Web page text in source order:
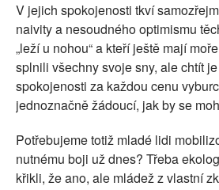
V jejich spokojenosti tkví
naivity a nesoudného optimismu
„leží u nohou“ a kteří ještě mají
splnili všechny svoje sny, ale chtít
spokojenosti za každou cenu
jednoznačně žádoucí, jak by se
Potřebujeme totiž mladé lidi
nutnému boji už dnes? Třeba
křikli, že ano, ale mládež z vlastní